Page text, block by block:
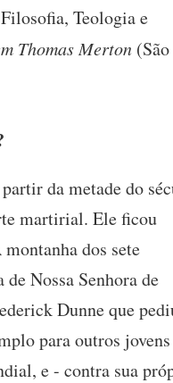
Teologia e
Thomas Merton (São
da metade do
martirial. Ele ficou
dos sete
Nossa Senhora de
Dunne que
para outros jovens
e - contra sua